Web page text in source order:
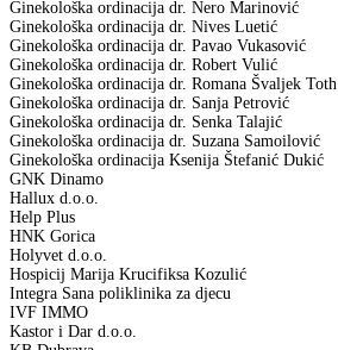
Ginekološka ordinacija dr. Nero Marinović
Ginekološka ordinacija dr. Nives Luetić
Ginekološka ordinacija dr. Pavao Vukasović
Ginekološka ordinacija dr. Robert Vulić
Ginekološka ordinacija dr. Romana Švaljek Toth
Ginekološka ordinacija dr. Sanja Petrović
Ginekološka ordinacija dr. Senka Talajić
Ginekološka ordinacija dr. Suzana Samoilović
Ginekološka ordinacija Ksenija Štefanić Dukić
GNK Dinamo
Hallux d.o.o.
Help Plus
HNK Gorica
Holyvet d.o.o.
Hospicij Marija Krucifiksa Kozulić
Integra Sana poliklinika za djecu
IVF IMMO
Kastor i Dar d.o.o.